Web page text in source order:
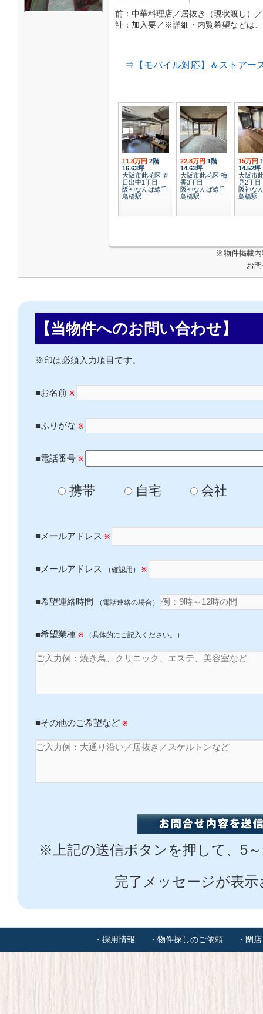
前：中華料理店／居抜き（現状渡し）
社：加入要／※詳細・内覧希望などは
⇒【モバイル対応】＆ストアー
11.8万円 2階
16.63坪
大阪市此花区 春
日出中1丁目
阪神なんば線千
鳥橋駅
22.8万円 1階
14.63坪
大阪市此花区 梅
香3丁目
阪神なんば線千
鳥橋駅
15万円
14.52坪
大阪市
見2丁目
阪神な
鳥橋駅
※物件掲載内
お
【当物件へのお問い合わせ】
※印は必須入力項目です。
■お名前 ※
■ふりがな ※
■電話番号 ※
携帯 自宅 会社
■メールアドレス ※
■メールアドレス （確認用） ※
■希望連絡時間 （電話連絡の場合）
■希望業種 ※ （具体的にご記入ください。）
■その他のご希望など ※
※上記の送信ボタンを押して、5
完了メッセージが表
・採用情報 ・物件探しのご依頼 ・閉